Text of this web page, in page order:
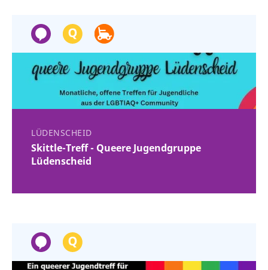
LÜDENSCHEID
Skittle-Treff - Queere Jugendgruppe
Lüdenscheid